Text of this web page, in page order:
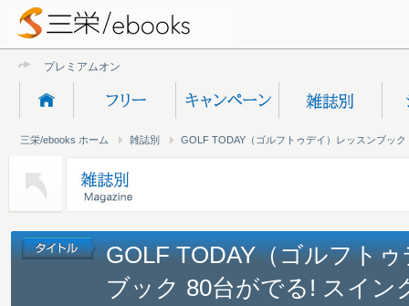
プレミアムオンライン新規
三栄/ebooks ホーム 雑誌別 GOLF TODAY（ゴルフトゥデイ）レッスンブック
GOLF TODAY（ゴルフト
ブック 80台がでる! スイン